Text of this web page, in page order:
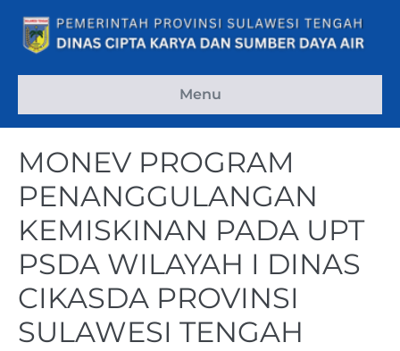
Menu
MONEV PROGRAM
PENANGGULANGAN
KEMISKINAN PADA UPT
PSDA WILAYAH I DINAS
CIKASDA PROVINSI
SULAWESI TENGAH